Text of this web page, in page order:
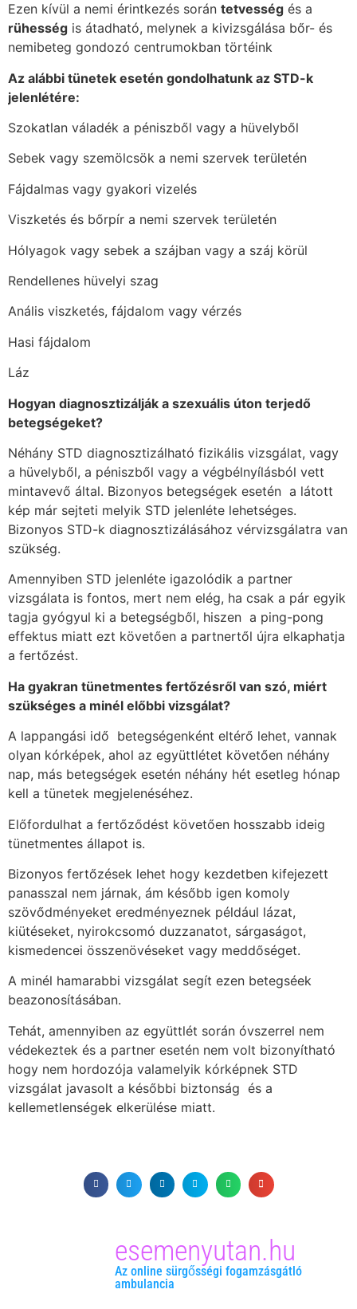
Ezen kívül a nemi érintkezés során tetvesség és a
rühesség is átadható, melynek a kivizsgálása bőr- és
nemibeteg gondozó centrumokban törtéink
Az alábbi tünetek esetén gondolhatunk az STD-k
jelenlétére:
Szokatlan váladék a péniszből vagy a hüvelyből
Sebek vagy szemölcsök a nemi szervek területén
Fájdalmas vagy gyakori vizelés
Viszketés és bőrpír a nemi szervek területén
Hólyagok vagy sebek a szájban vagy a száj körül
Rendellenes hüvelyi szag
Anális viszketés, fájdalom vagy vérzés
Hasi fájdalom
Láz
Hogyan diagnosztizálják a szexuális úton terjedő
betegségeket?
Néhány STD diagnosztizálható fizikális vizsgálat, vagy
a hüvelyből, a péniszből vagy a végbélnyílásból vett
mintavevő által. Bizonyos betegségek esetén a látott
kép már sejteti melyik STD jelenléte lehetséges.
Bizonyos STD-k diagnosztizálásához vérvizsgálatra van
szükség.
Amennyiben STD jelenléte igazolódik a partner
vizsgálata is fontos, mert nem elég, ha csak a pár egyik
tagja gyógyul ki a betegségből, hiszen a ping-pong
effektus miatt ezt követően a partnertől újra elkaphatja
a fertőzést.
Ha gyakran tünetmentes fertőzésről van szó, miért
szükséges a minél előbbi vizsgálat?
A lappangási idő betegségenként eltérő lehet, vannak
olyan kórképek, ahol az együttlétet követően néhány
nap, más betegségek esetén néhány hét esetleg hónap
kell a tünetek megjelenéséhez.
Előfordulhat a fertőződést követően hosszabb ideig
tünetmentes állapot is.
Bizonyos fertőzések lehet hogy kezdetben kifejezett
panasszal nem járnak, ám később igen komoly
szövődményeket eredményeznek például lázat,
kiütéseket, nyirokcsomó duzzanatot, sárgaságot,
kismedencei összenövéseket vagy meddőséget.
A minél hamarabbi vizsgálat segít ezen betegséek
beazonosításában.
Tehát, amennyiben az együttlét során óvszerrel nem
védekeztek és a partner esetén nem volt bizonyítható
hogy nem hordozója valamelyik kórképnek STD
vizsgálat javasolt a későbbi biztonság és a
kellemetlenségek elkerülése miatt.
esemenyutan.hu
Az online sürgősségi fogamzásgátló
ambulancia